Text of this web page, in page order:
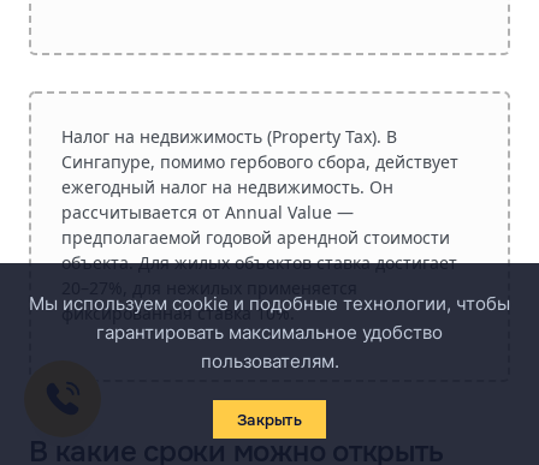
Налог на недвижимость (Property Tax). В
Сингапуре, помимо гербового сбора, действует
ежегодный налог на недвижимость. Он
рассчитывается от Annual Value —
предполагаемой годовой арендной стоимости
объекта. Для жилых объектов ставка достигает
фиксированная ставка 10%.
В какие сроки можно открыть
Мы используем cookie и подобные технологии, чтобы
гарантировать максимальное удобство
пользователям.
Закрыть